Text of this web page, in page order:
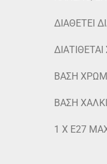
ΔΙΑΘΕΤΕΙ
ΒΑΣΗ
ΒΑΣΗ
1 Χ Ε27